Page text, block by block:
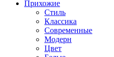
Прихожие
Стиль
Классика
Современные
Модерн
Цвет